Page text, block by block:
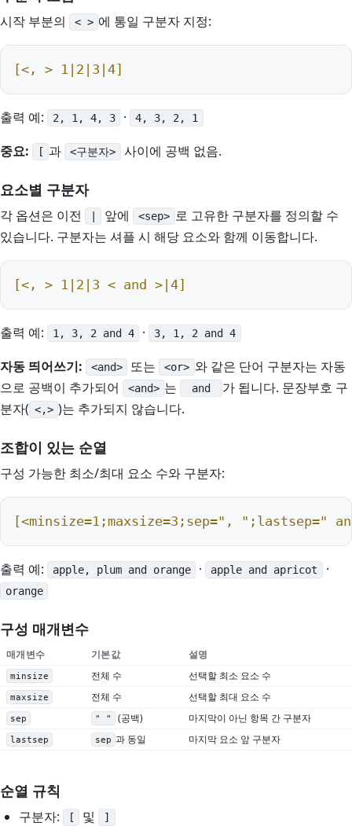
시작 부분의 < > 에 통일 구분자 지정:
[<, > 1|2|3|4]
출력 예: 2, 1, 4, 3 · 4, 3, 2, 1
중요: [ 과 <구분자> 사이에 공백 없음.
요소별 구분자
각 옵션은 이전 앞에 <sep> 로 고유한 구분자를 정의할 수
있습니다. 구분자는 셔플 시 해당 요소와 함께 이동합니다.
[<, > 1|2|3 < and >|4]
출력 예: 1, 3, 2 and 4 · 3, 1, 2 and 4
자동 띄어쓰기: <and> 또는 <or> 와 같은 단어 구분자는 자동
으로 공백이 추가되어
<and> 는 and
가 됩니다. 문장부호 구
분자( <,> )는 추가되지 않습니다.
조합이 있는 순열
구성 가능한 최소/최대 요소 수와 구분자:
[<minsize=1;maxsize=3;sep=", ";lastsep="
출력 예: apple, plum and orange · apple and apricot ·
orange
구성 매개변수
매개변수 기본값 설명
minsize 전체 수 선택할 최소 요소 수
maxsize 전체 수 선택할 최대 요소 수
sep " " (공백) 마지막이 아닌 항목 간 구분자
lastsep sep 과 동일 마지막 요소 앞 구분자
순열 규칙
구분자: [ 및 ]